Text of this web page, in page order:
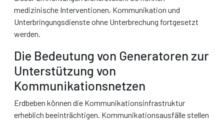
medizinische Interventionen, Kommunikation und
Unterbringungsdienste ohne Unterbrechung fortgesetzt
werden.
Die Bedeutung von Generatoren zur
Unterstützung von
Kommunikationsnetzen
Erdbeben können die Kommunikationsinfrastruktur
erheblich beeinträchtigen. Kommunikationsausfälle stellen